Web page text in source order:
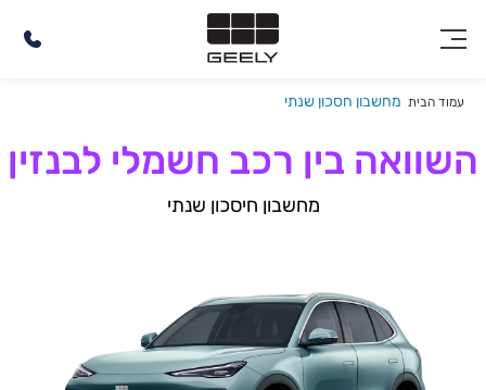
עמוד הבית מחשבון חסכון שנתי
השוואה בין רכב חשמלי לבנזין
מחשבון חיסכון שנתי